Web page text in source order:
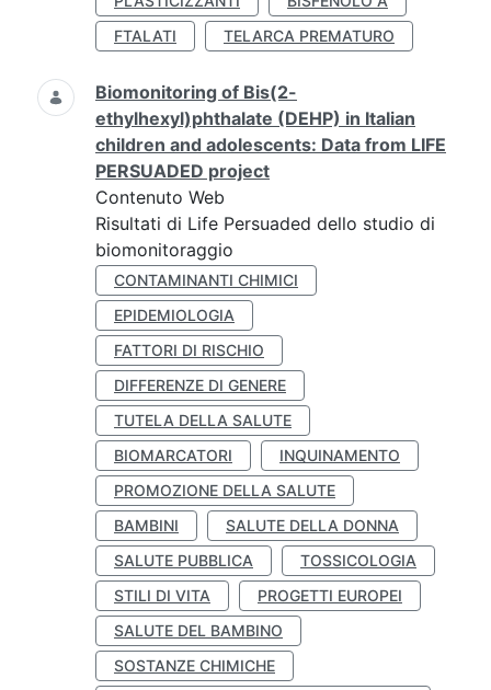
FTALATI
TELARCA PREMATURO
Biomonitoring of Bis(2-
ethylhexyl)phthalate (DEHP) in Italian
children and adolescents: Data from LIFE
PERSUADED project
Contenuto Web
Risultati di Life Persuaded dello studio di
biomonitoraggio
CONTAMINANTI CHIMICI
EPIDEMIOLOGIA
FATTORI DI RISCHIO
DIFFERENZE DI GENERE
TUTELA DELLA SALUTE
BIOMARCATORI
INQUINAMENTO
PROMOZIONE DELLA SALUTE
BAMBINI
SALUTE DELLA DONNA
SALUTE PUBBLICA
TOSSICOLOGIA
STILI DI VITA
PROGETTI EUROPEI
SALUTE DEL BAMBINO
SOSTANZE CHIMICHE